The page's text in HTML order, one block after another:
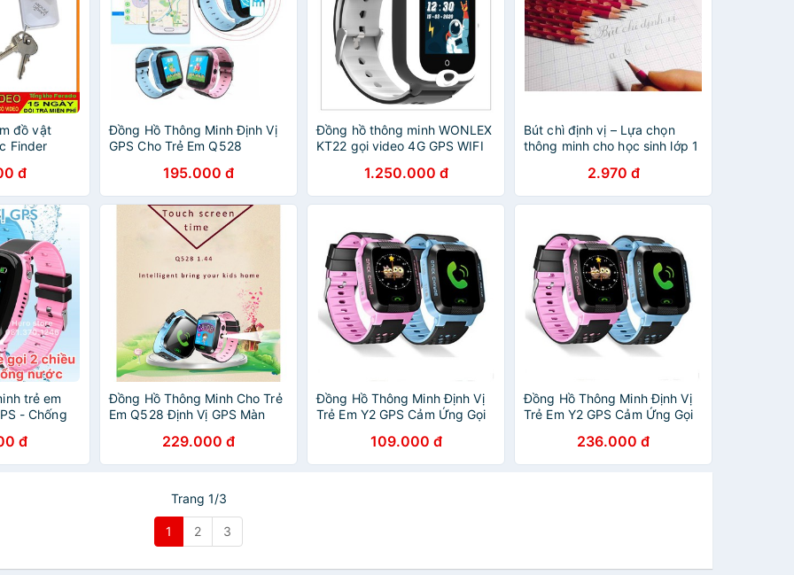
đồ vật
Finder
đ
Đồng Hồ Thông Minh Định Vị
GPS Cho Trẻ Em Q528
195.000 đ
Đồng hồ thông minh WONLEX
KT22 gọi video 4G GPS WIFI
1.250.000 đ
Bút chì định vị – Lựa chọn
thông minh cho học sinh lớp 1
2.970 đ
trẻ em
- Chống
đ
Đồng Hồ Thông Minh Cho Trẻ
Em Q528 Định Vị GPS Màn
229.000 đ
Đồng Hồ Thông Minh Định Vị
Trẻ Em Y2 GPS Cảm Ứng Gọi
109.000 đ
Đồng Hồ Thông Minh Định Vị
Trẻ Em Y2 GPS Cảm Ứng Gọi
236.000 đ
Trang 1/3
1 2 3